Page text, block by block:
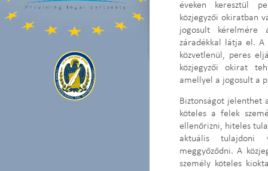
éveken keresztül
közjegyzői okiratban
jogosult kérelmére
záradékkal látja el. A
közvetlenül, peres
közjegyzői okirat
amellyel a jogosult a
Biztonságot jelenthet
köteles a felek
ellenőrizni, hiteles
aktuális tulajdoni
meggyőződni. A
személy köteles